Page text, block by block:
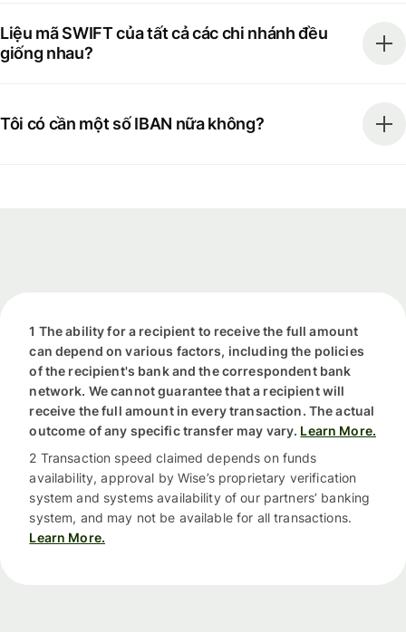
Liệu mã SWIFT của tất cả các chi nhánh đều
giống nhau?
Tôi có cần một số IBAN nữa không?
1 The ability for a recipient to receive the full amount
can depend on various factors, including the policies
of the recipient's bank and the correspondent bank
network. We cannot guarantee that a recipient will
receive the full amount in every transaction. The actual
outcome of any specific transfer may vary. Learn More.
2 Transaction speed claimed depends on funds
availability, approval by Wise’s proprietary verification
system and systems availability of our partners’ banking
system, and may not be available for all transactions.
Learn More.